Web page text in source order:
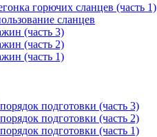
горючих сланцев (часть 1)
сланцев
(часть 3)
(часть 2)
(часть 1)
подготовки (часть 3)
подготовки (часть 2)
подготовки (часть 1)